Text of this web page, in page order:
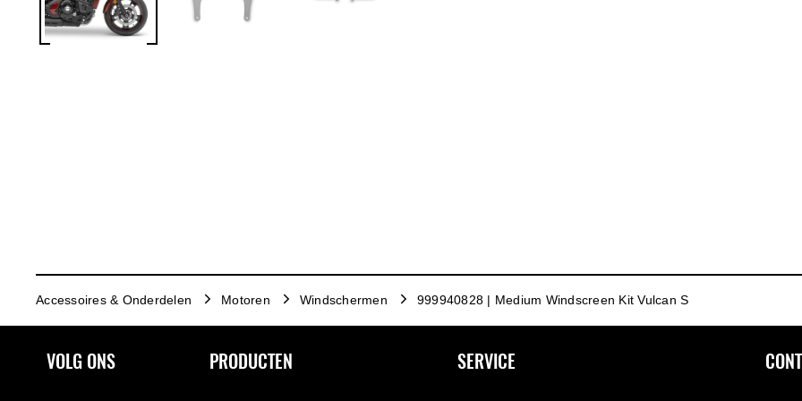
Accessoires & Onderdelen Motoren Windschermen 999940828 | Medium Windscreen Kit Vulcan S
VOLG ONS PRODUCTEN SERVICE